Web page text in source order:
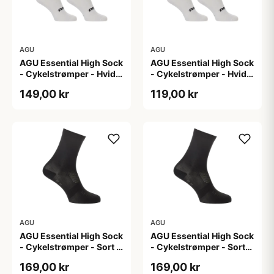
AGU
AGU Essential High Sock
- Cykelstrømper - Hvid -
149,00 kr
AGU
AGU Essential High Sock
- Cykelstrømper - Hvid -
119,00 kr
AGU
AGU Essential High Sock
- Cykelstrømper - Sort -
169,00 kr
AGU
AGU Essential High Sock
- Cykelstrømper - Sort-
169,00 kr